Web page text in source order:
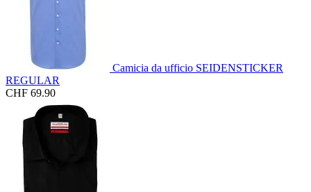
Camicia da ufficio SEIDENSTICKER
REGULAR
CHF 69.90